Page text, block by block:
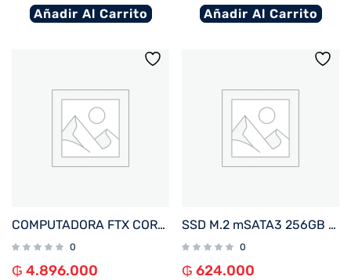
Añadir Al Carrito Añadir Al Carrito
COMPUTADORA FTX CORE MAX PLUS I5/480SSD/8G/4GBVGA+MON 22″+UPS600+TECL+MOU+SPK+FILTRO
0
₲ 4.896.000
SSD M.2 mSATA3 256GB KINGSTON SKC600MS/256G 550/500MB/S
0
₲ 624.000